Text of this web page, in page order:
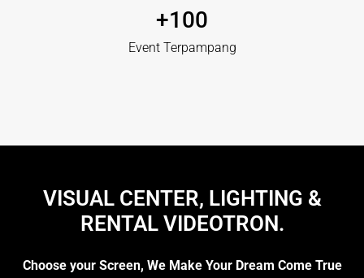
Event Terpampang
+100
VISUAL CENTER, LIGHTING &
RENTAL VIDEOTRON.
Choose your Screen, We Make Your Dream Come True